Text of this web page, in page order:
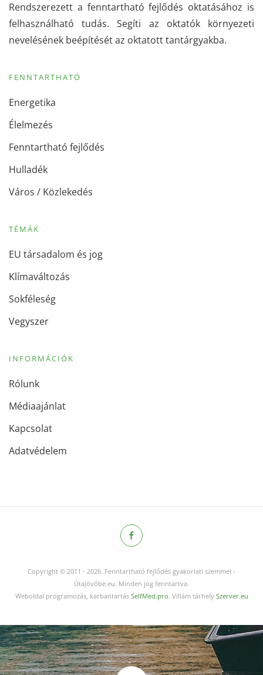
Rendszerezett a fenntartható fejlődés oktatásához is
felhasználható tudás. Segíti az oktatók környezeti
nevelésének beépítését az oktatott tantárgyakba.
FENNTARTHATÓ
Energetika
Élelmezés
Fenntartható fejlődés
Hulladék
Város / Közlekedés
TÉMÁK
EU társadalom és jog
Klímaváltozás
Sokféleség
Vegyszer
INFORMÁCIÓK
Rólunk
Médiaajánlat
Kapcsolat
Adatvédelem
Copyright © 2011 - 2026. Fenntartható fejlődés gyakorlati szemmel -
Útajövőbe.eu. Minden jog fenntartva.
Weboldal programozás, karbantartás SelfMed.pro. Villám tárhely Szerver.eu